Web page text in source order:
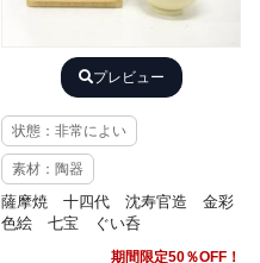
プレビュー
状態：非常によい
素材：陶器
薩摩焼 十四代 沈寿官造 金彩
色絵 七宝 ぐい呑
期間限定50％OFF！